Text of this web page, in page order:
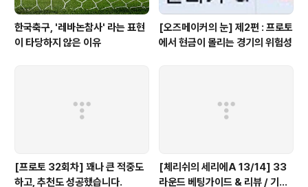
한국축구, '레바논참사' 라는 표현
이 타당하지 않은 이유
[오즈메이커의 눈] 제2편 : 프로토
에서 현금이 몰리는 경기의 위험성
[프로토 32회차] 꽤나 큰 적중도
하고, 추천도 성공했습니다.
[체리쉬의 세리에A 13/14] 33
라운드 베팅가이드 & 리뷰 / 기적